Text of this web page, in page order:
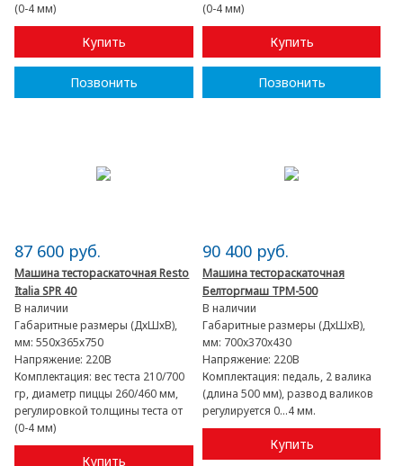
(0-4 мм)
Купить
Позвонить
(0-4 мм)
Купить
Позвонить
87 600 руб.
Машина тестораскаточная Resto
Italia SPR 40
В наличии
Габаритные размеры (ДхШхВ),
мм:550х365х750
Напряжение: 220В
Комплектация:вес теста 210/700
гр, диаметр пиццы 260/460 мм,
регулировкой толщины теста от
(0-4 мм)
Купить
90 400 руб.
Машина тестораскаточная
Белторгмаш ТРМ-500
В наличии
Габаритные размеры (ДхШхВ),
мм: 700x370x430
Напряжение: 220В
Комплектация: педаль, 2 валика
(длина 500 мм), развод валиков
регулируется 0…4 мм.
Купить